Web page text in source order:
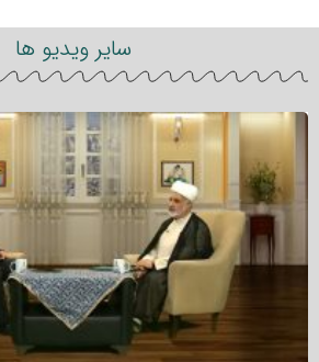
سایر ویدیو ها